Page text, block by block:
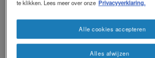
voor de dieetbegeleiding van
fenylketonurie. Squeezie is
voor leeftijden vanaf 6
jaar.
te klikken. Lees meer over onze Privacyverklaring.
Alles afwijzen
Alle cookies accepteren